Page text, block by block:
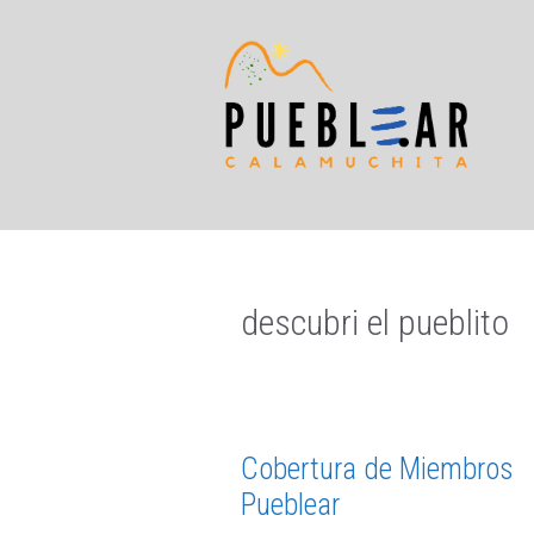
descubri el pueblito
Cobertura de Miembros
Pueblear